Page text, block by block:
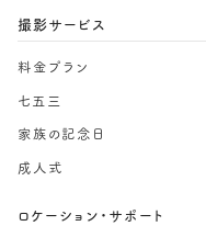
撮影サービス
料金プラン
七五三
家族の記念日
成人式
ロケーション・サポート